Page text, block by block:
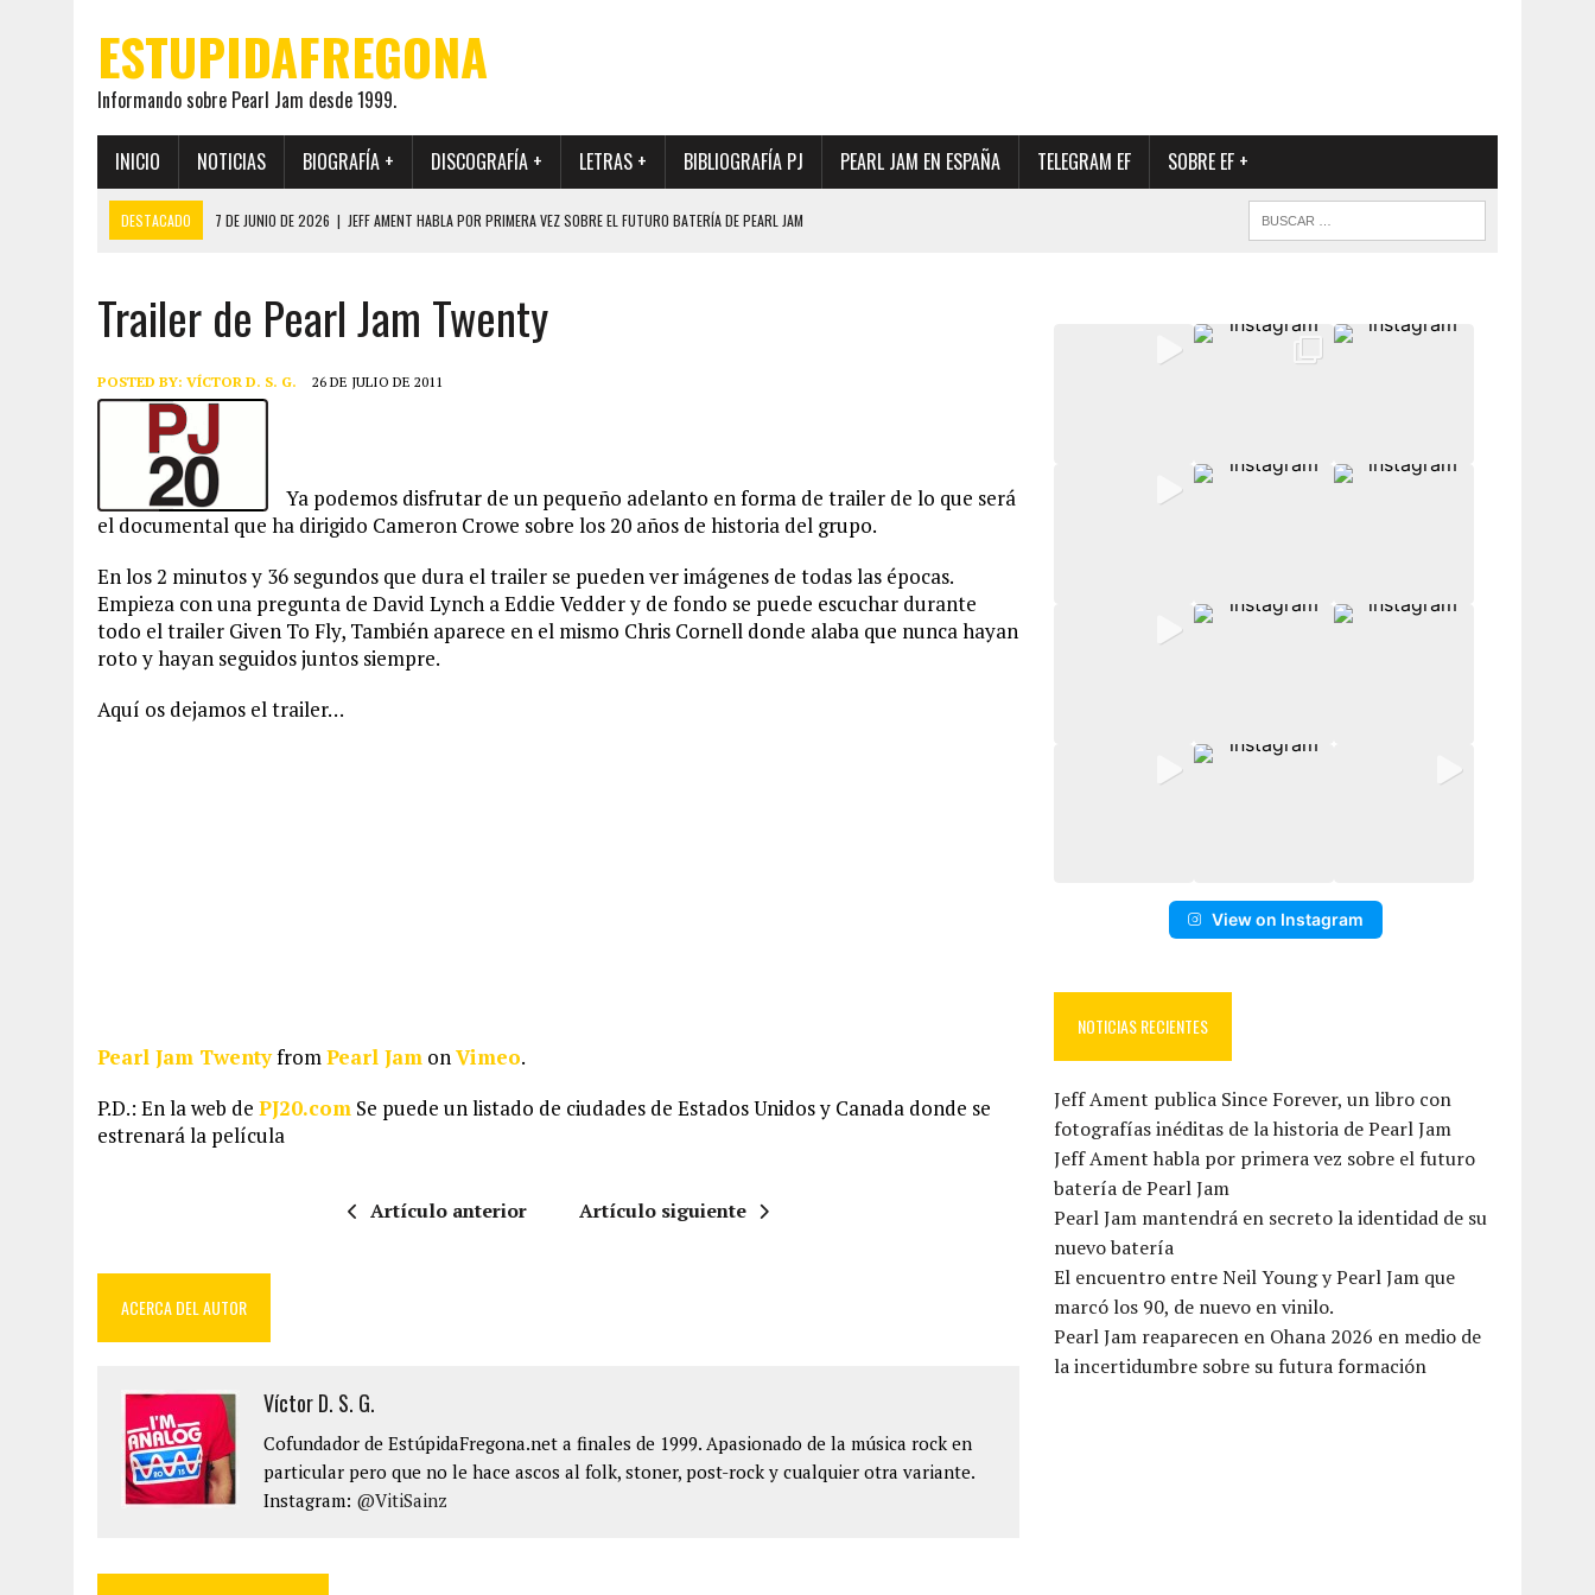
ESTUPIDAFREGONA
Informando sobre Pearl Jam desde 1999.
INICIO NOTICIAS BIOGRAFÍA + DISCOGRAFÍA + LETRAS + BIBLIOGRAFÍA PJ PEARL JAM EN ESPAÑA TELEGRAM EF SOBRE EF +
DESTACADO 7 DE JUNIO DE 2026 | JEFF AMENT HABLA POR PRIMERA VEZ SOBRE EL FUTURO BATERÍA DE PEARL JAM
19 DE MAYO DE 2026
EL ENCUENTRO ENTRE NEIL YOUNG Y PEARL JAM QUE MARCÓ LOS 90, DE NUEVO EN VINILO.
12 DE MAYO DE 2026 |
PEARL JAM REAPARECEN EN OHANA 2026 EN MEDIO DE LA INCERTIDUMBRE SOBRE SU FUTURA FORMACIÓN
28 DE JULIO DE 2026 | JEFF AMENT PUBLICA SINCE FOREVER, UN LIBRO CON FOTOGRAFÍAS INÉDITAS DE LA HISTORIA DE PEARL JAM
Trailer de Pearl Jam Twenty
POSTED BY: VÍCTOR D. S. G. 26 DE JULIO DE 2011
Ya podemos disfrutar de un pequeño adelanto en forma de trailer de lo que será
el documental que ha dirigido Cameron Crowe sobre los 20 años de historia del grupo.
En los 2 minutos y 36 segundos que dura el trailer se pueden ver imágenes de todas las épocas.
Empieza con una pregunta de David Lynch a Eddie Vedder y de fondo se puede escuchar durante
todo el trailer Given To Fly, También aparece en el mismo Chris Cornell donde alaba que nunca hayan
roto y hayan seguidos juntos siempre.
Aquí os dejamos el trailer…
Pearl Jam TwentyfromPearl Jam onVimeo.
P.D.: En la web de PJ20.com Se puede un listado de ciudades de Estados Unidos y Canada donde se
estrenará la película
Artículo anterior Artículo siguiente
ACERCA DEL AUTOR
Víctor D. S. G.
Cofundador de EstúpidaFregona.net a finales de 1999. Apasionado de la música rock en
particular pero que no le hace ascos al folk, stoner, post-rock y cualquier otra variante.
Instagram: @VitiSainz
View on Instagram
NOTICIAS RECIENTES
Jeff Ament publica Since Forever, un libro con
fotografías inéditas de la historia de Pearl Jam
Jeff Ament habla por primera vez sobre el futuro
batería de Pearl Jam
Pearl Jam mantendrá en secreto la identidad de su
nuevo batería
El encuentro entre Neil Young y Pearl Jam que
marcó los 90, de nuevo en vinilo.
Pearl Jam reaparecen en Ohana 2026 en medio de
la incertidumbre sobre su futura formación